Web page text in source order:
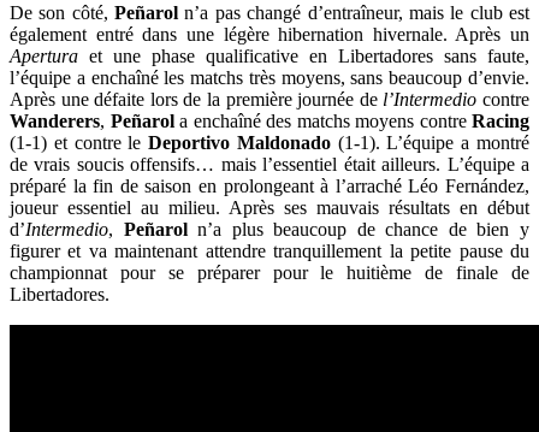
De son côté,Peñaroln’a pas changé d’entraîneur, mais le club est
également entré dans une légère hibernation hivernale. Après un
Apertura et une phase qualificative en Libertadores sans faute,
l’équipe a enchaîné les matchs très moyens, sans beaucoup d’envie.
Après une défaite lors de la première journée de l’Intermedio contre
Wanderers, Peñarol a enchaîné des matchs moyens contre Racing
(1-1) et contre leDeportivo Maldonado (1-1). L’équipe a montré
de vrais soucis offensifs… mais l’essentiel était ailleurs. L’équipe a
préparé la fin de saison en prolongeant à l’arraché Léo Fernández,
joueur essentiel au milieu. Après ses mauvais résultats en début
d’Intermedio, Peñaroln’a plus beaucoup de chance de bien y
figurer et va maintenant attendre tranquillement la petite pause du
championnat pour se préparer pour le huitième de finale de
Libertadores.